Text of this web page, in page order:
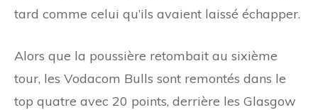
tard comme celui qu’ils avaient laissé échapper.
Alors que la poussière retombait au sixième
tour, les Vodacom Bulls sont remontés dans le
top quatre avec 20 points, derrière les Glasgow